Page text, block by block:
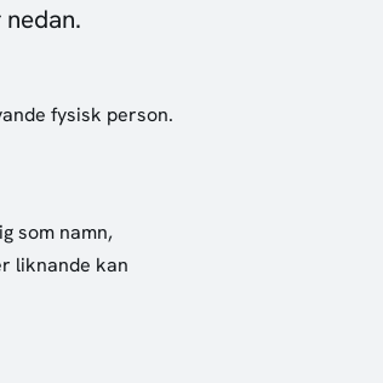
fysisk person.
som namn,
liknande kan